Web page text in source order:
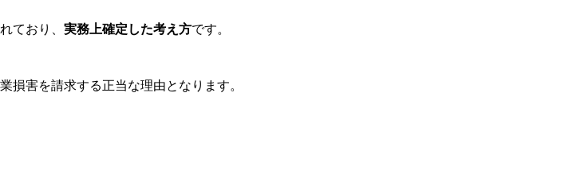
ており、 実務上確定した考え方です。
損害を請求する正当な理由となります。